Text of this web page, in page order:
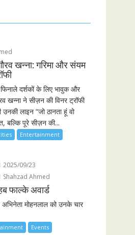
खन्ना: गरिमा और संयम
दर्शकों के लिए भावुक और
खन्ना ने सीज़न की विनर ट्रॉफी
लाइन “जो ठानता हूं वो
बल्कि पूरे सीज़न की...
Entertainment
2025/09/23
Shahzad Ahmed
फाल्के अवार्ड
मोहनलाल को उनके चार
Events